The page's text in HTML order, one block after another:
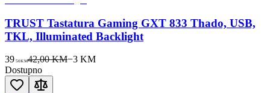
TRUST Tastatura Gaming GXT 833 Thado, USB,
TKL, Illuminated Backlight
39 50KM42,00 KM−3KM
Dostupno